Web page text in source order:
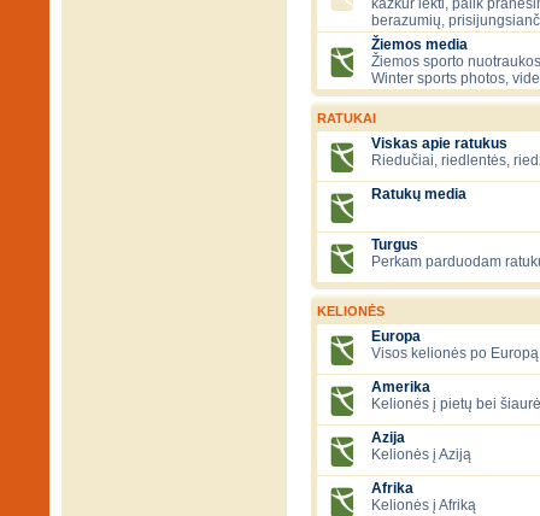
kažkur lėkti, palik
berazumių,
Žiemos media
Žiemos sporto
Winter sports photos,
RATUKAI
Viskas apie ratukus
Riedučiai, riedlentės,
Ratukų media
Turgus
Perkam parduodam
KELIONĖS
Europa
Visos kelionės po
Amerika
Kelionės į pietų bei
Azija
Kelionės į Aziją
Afrika
Kelionės į Afriką